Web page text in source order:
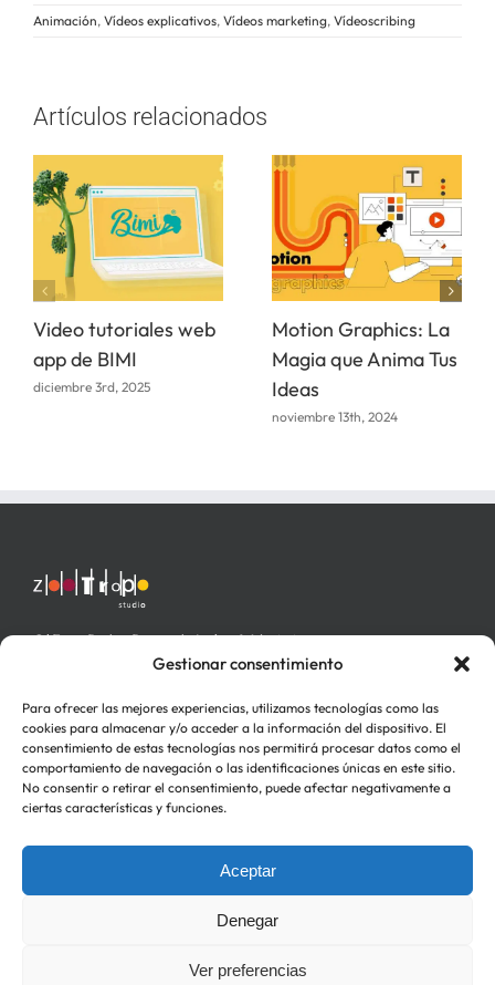
Gestionar consentimiento
Para ofrecer las mejores experiencias, utilizamos tecnologías como las
cookies para almacenar y/o acceder a la información del dispositivo. El
consentimiento de estas tecnologías nos permitirá procesar datos como el
comportamiento de navegación o las identificaciones únicas en este sitio.
No consentir o retirar el consentimiento, puede afectar negativamente a
ciertas características y funciones.
Aceptar
Denegar
Ver preferencias
Animación, Vídeos explicativos, Vídeos marketing, Vídeoscribing
Artículos relacionados
Video tutoriales web
app de BIMI
diciembre 3rd, 2025
Motion Graphics: La
Magia que Anima Tus
Ideas
noviembre 13th, 2024
C/ Fray Pedro Ponce de León nº 4 bajo izq.
Política de Privacidad Política de cookies (UE)